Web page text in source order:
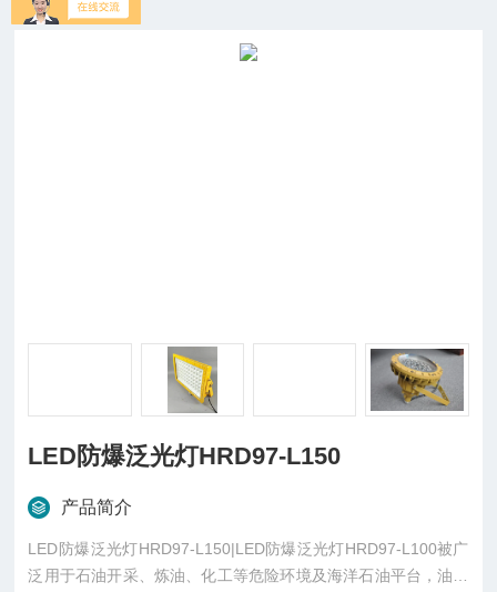
LED防爆泛光灯HRD97-L150
产品简介
LED防爆泛光灯HRD97-L150|LED防爆泛光灯HRD97-L100被广
泛用于石油开采、炼油、化工等危险环境及海洋石油平台，油轮